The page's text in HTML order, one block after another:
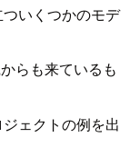
いくつかのモデ
らも来ているも
ェクトの例を出